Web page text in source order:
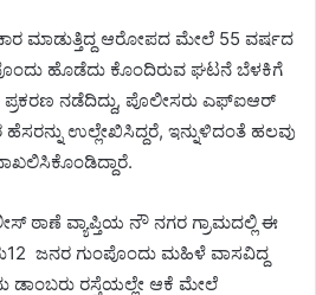
ಮಾಡುತ್ತಿದ್ದ ಆರೋಪದ ಮೇಲೆ 55 ವರ್ಷದ
ಹೊಡೆದು ಕೊಂದಿರುವ ಘಟನೆ ಬೆಳಕಿಗೆ
ನಡೆದಿದ್ದು, ಪೊಲೀಸರು ಎಫ್ಐಆರ್
ಉಲ್ಲೇಖಿಸಿದ್ದರೆ, ಇನ್ನುಳಿದಂತೆ ಹಲವು
ಠಾಣೆ ವ್ಯಾಪ್ತಿಯ ನೌ ನಗರ ಗ್ರಾಮದಲ್ಲಿ ಈ
ಜನರ ಗುಂಪೊಂದು ಮಹಿಳೆ ವಾಸವಿದ್ದ
ರಸ್ತೆಯಲ್ಲೇ ಆಕೆ ಮೇಲೆ